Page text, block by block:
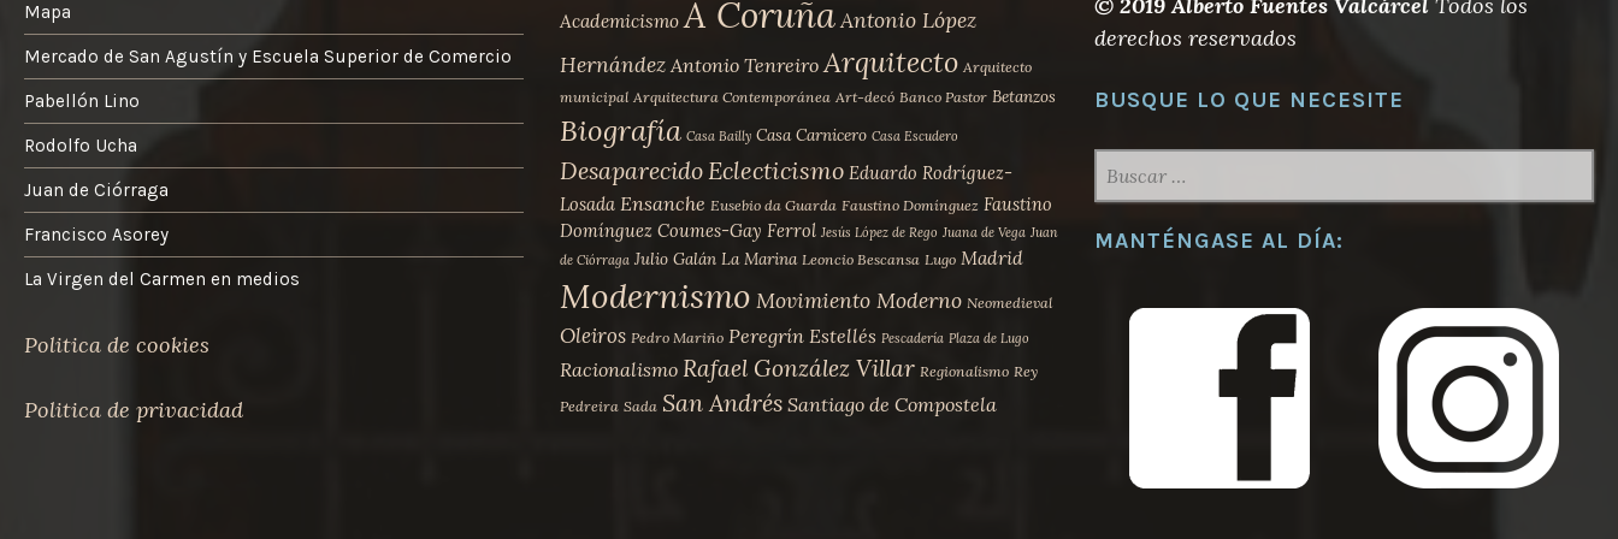
página
de
producto
Mapa
Mercado de San Agustín y Escuela Superior de Comercio
Pabellón Lino
Rodolfo Ucha
Juan de Ciórraga
Francisco Asorey
La Virgen del Carmen en medios
Politica de cookies
Politica de privacidad
Academicismo A CoruñaAntonio López
Hernández Antonio Tenreiro Arquitecto Arquitecto
municipal Arquitectura Contemporánea Art-decó Banco Pastor Betanzos
Biografía Casa Bailly Casa Carnicero Casa Escudero
DesaparecidoEclecticismo Eduardo Rodríguez-
Losada Ensanche Eusebio da Guarda Faustino Domínguez Faustino
Domínguez Coumes-Gay Ferrol Jesús López de Rego Juana de Vega Juan
de Ciórraga Julio Galán La Marina Leoncio Bescansa Lugo Madrid
Modernismo Movimiento Moderno Neomedieval
Oleiros Pedro Mariño Peregrín Estellés Pescadería Plaza de Lugo
Racionalismo Rafael González Villar Regionalismo Rey
Pedreira Sada San Andrés Santiago de Compostela
© 2019 Alberto Fuentes Valcárcel Todos los
derechos reservados
BUSQUE LO QUE NECESITE
MANTÉNGASE AL DÍA: